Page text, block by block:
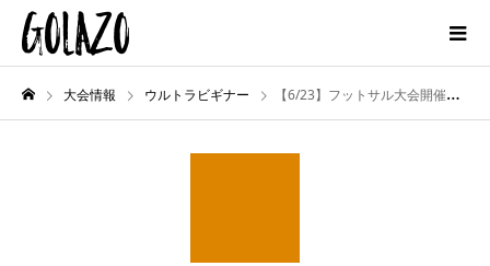
大会情報 ウルトラビギナー 【6/23】フットサル大会開催予定